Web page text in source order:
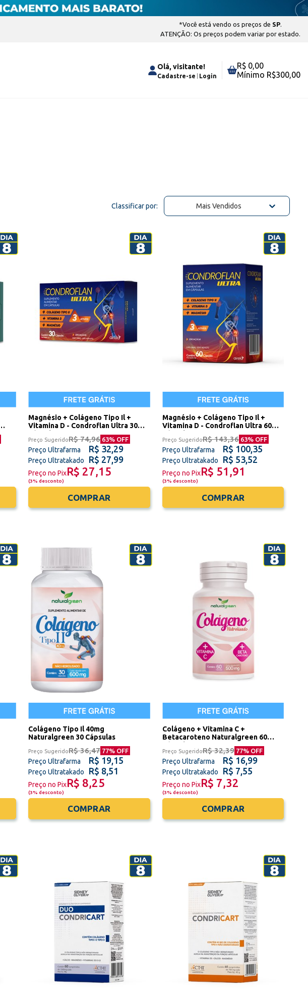
*Você está vendo os preços de SP.
ATENÇÃO: Os preços podem variar por estado.
Olá, visitante!
Cadastre-se Login
R$ 0,00
Mínimo R$300,00
Classificar por: Mais Vendidos
Magnésio + Colágeno Tipo Il +
Vitamina D - Condroflan Ultra 30
Preço SugeridoR$ 74,96 63% OFF
Preço Ultrafarma R$ 32,29
Preço Ultratakado R$ 27,99
Preço no PixR$ 27,15
(3% desconto)
COMPRAR
Magnésio + Colágeno Tipo Il +
Vitamina D - Condroflan Ultra 60
Preço SugeridoR$ 143,36 63% OFF
Preço Ultrafarma R$ 100,35
Preço Ultratakado R$ 53,52
Preço no PixR$ 51,91
(3% desconto)
COMPRAR
Colágeno Tipo Il 40mg
Naturalgreen 30 Cápsulas
Preço SugeridoR$ 36,47 77% OFF
Preço Ultrafarma R$ 19,15
Preço Ultratakado R$ 8,51
Preço no PixR$ 8,25
(3% desconto)
COMPRAR
Colágeno + Vitamina C +
Betacaroteno Naturalgreen 60
Preço SugeridoR$ 32,39 77% OFF
Preço Ultrafarma R$ 16,99
Preço Ultratakado R$ 7,55
Preço no PixR$ 7,32
(3% desconto)
COMPRAR